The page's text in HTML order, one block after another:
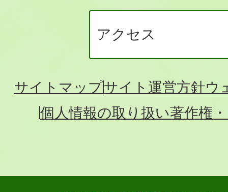
アクセス
サイトマップサイト運営方針ウ
個人情報の取り扱い著作権